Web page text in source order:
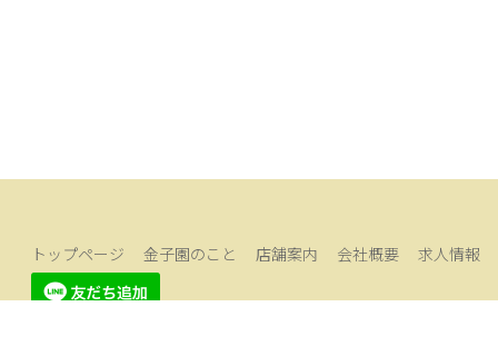
トップページ 金子園のこと 店舗案内 会社概要 求人情報